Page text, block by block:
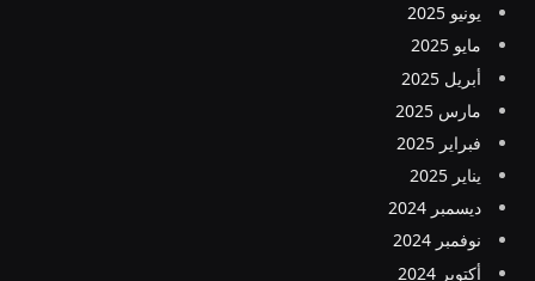
يونيو 2025
مايو 2025
أبريل 2025
مارس 2025
فبراير 2025
يناير 2025
ديسمبر 2024
نوفمبر 2024
أكتوبر 2024